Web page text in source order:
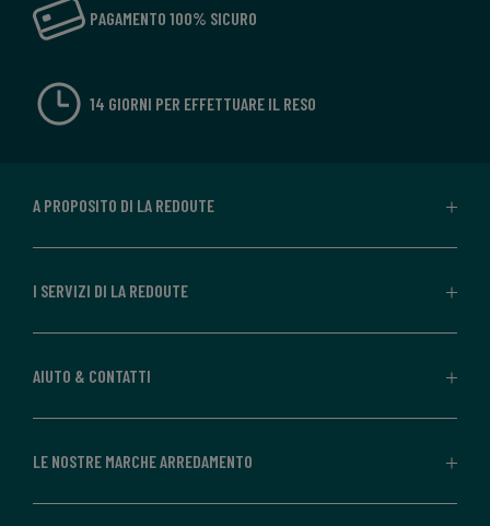
PAGAMENTO 100% SICURO
14 GIORNI PER EFFETTUARE IL RESO
A PROPOSITO DI LA REDOUTE
I SERVIZI DI LA REDOUTE
AIUTO & CONTATTI
LE NOSTRE MARCHE ARREDAMENTO